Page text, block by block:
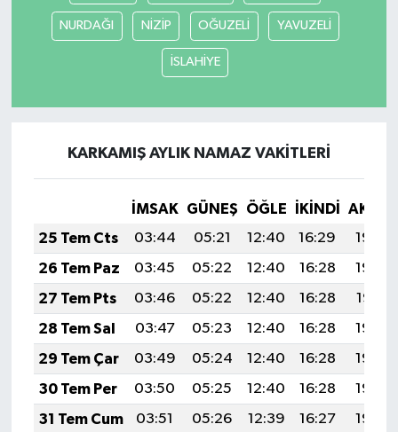
NURDAĞI NİZİP OĞUZELİ YAVUZELİ
İSLAHİYE
KARKAMIŞ AYLIK NAMAZ VAKITLERI
İMSAK GÜNEŞ ÖĞLE İKINDI
25 Tem Cts
03:44 05:21 12:40 16:29
19:48
26 Tem Paz
03:45 05:22 12:40 16:28
19:48
27 Tem Pts
03:46 05:22 12:40 16:28
19:47
28 Tem Sal
03:47 05:23 12:40 16:28
19:46
29 Tem Çar
03:49 05:24 12:40 16:28
19:45
30 Tem Per
03:50 05:25 12:40 16:28
19:44
31 Tem Cum
03:51 05:26 12:39 16:27
19:43